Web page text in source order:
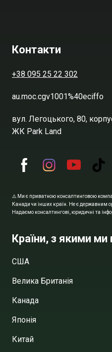
Контакти
+38 095 25 22 302
au.moc.cgv1001%40eciffo
вул. Легоцького, 80,
ЖК Park Land
⚠️ Ми є приватною консалтинговою
Канади чи інших країн. Не є державним
Надаємо консалтингові, юридичні та
Країни, з якими
США
Велика Британія
Канада
Японія
Китай